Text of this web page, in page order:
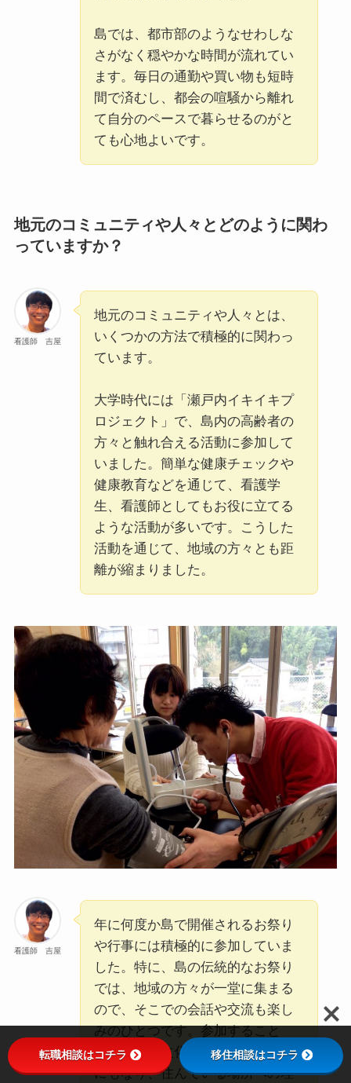
島では、都市部のようなせわしな
さがなく穏やかな時間が流れてい
ます。毎日の通勤や買い物も短時
間で済むし、都会の喧騒から離れ
て自分のペースで暮らせるのがと
ても心地よいです。
地元のコミュニティや人々とどのように関わ
っていますか？
看護師 吉屋
地元のコミュニティや人々とは、
いくつかの方法で積極的に関わっ
ています。
大学時代には「瀬戸内イキイキプ
ロジェクト」で、島内の高齢者の
方々と触れ合える活動に参加して
いました。簡単な健康チェックや
健康教育などを通じて、看護学
生、看護師としてもお役に立てる
ような活動が多いです。こうした
活動を通じて、地域の方々とも距
離が縮まりました。
看護師 吉屋
年に何度か島で開催されるお祭り
や行事には積極的に参加していま
した。特に、島の伝統的なお祭り
では、地域の方々が一堂に集まる
ので、そこでの会話や交流も楽し
みのひとつです。参加すること
で、地域の文化や歴史を学ぶ機会
にもなり、住んでいる場所への理
転職相談はコチラ 移住相談はコチラ